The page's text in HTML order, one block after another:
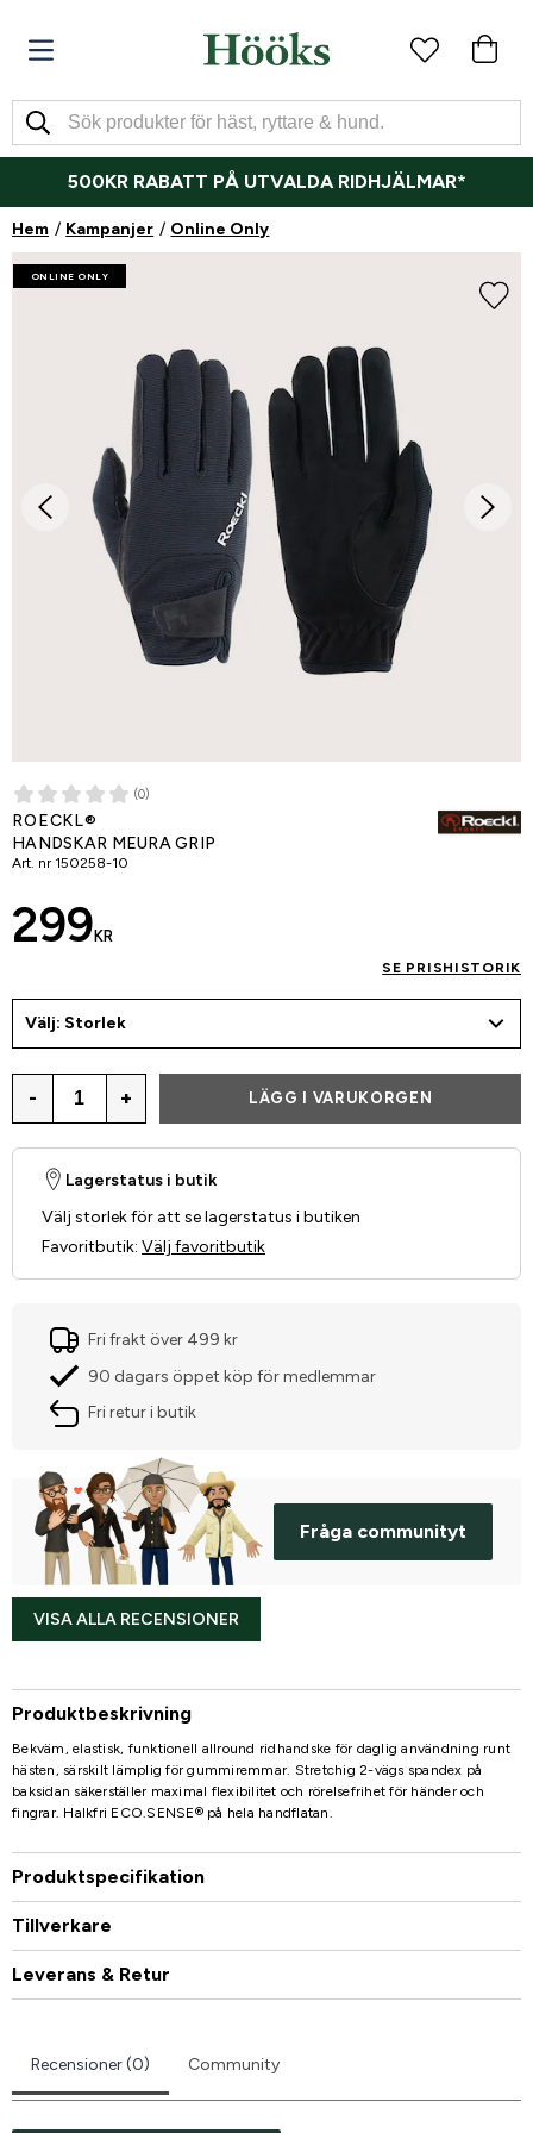
500KR RABATT PÅ UTVALDA RIDHJÄLMAR*
Hem Kampanjer Online Only
ONLINE ONLY
(0)
ROECKL®
HANDSKAR MEURA GRIP
Art. nr 150258-10
299 KR
SE PRISHISTORIK
Välj: Storlek
- + LÄGG I VARUKORGEN
Lagerstatus i butik
Välj storlek för att se lagerstatus i butiken
Favoritbutik: Välj favoritbutik
Fri frakt över 499 kr
90 dagars öppet köp för medlemmar
Fri retur i butik
Fråga communityt
VISA ALLA RECENSIONER
Produktbeskrivning
Bekväm, elastisk, funktionell allround ridhandske för daglig användning runt
hästen, särskilt lämplig för gummiremmar. Stretchig 2-vägs spandex på
baksidan säkerställer maximal flexibilitet och rörelsefrihet för händer och
fingrar. Halkfri ECO.SENSE® på hela handflatan.
Produktspecifikation
Tillverkare
Leverans & Retur
Recensioner (0) Community